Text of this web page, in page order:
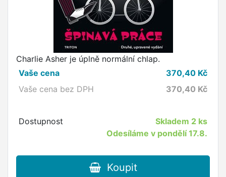
Charlie Asher je úplně normální chlap.
Vaše cena
370,40 Kč
Vaše cena bez DPH
370,40 Kč
Dostupnost Skladem 2 ks
Odesíláme v pondělí 17.8.
Koupit